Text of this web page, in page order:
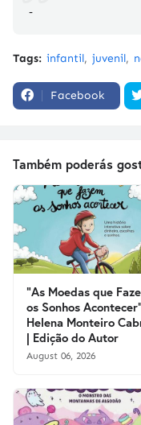
-
Tags: infantil juvenil
Facebook
Também poderás
"As Moedas que
os Sonhos
Helena Monteiro
| Edição do Autor
August 06, 2026